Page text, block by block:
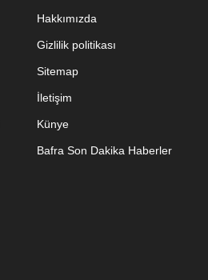
Hakkımızda
Gizlilik politikası
Sitemap
İletişim
Künye
Bafra Son Dakika Haberler